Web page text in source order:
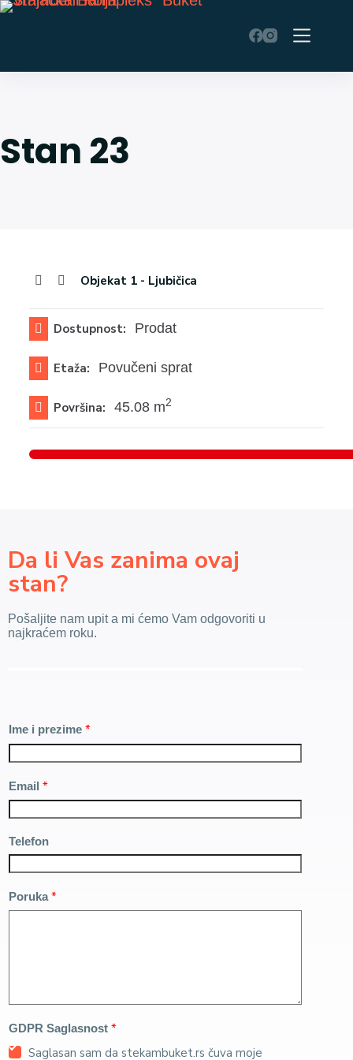
Stan 23
Objekat 1 - Ljubičica
Dostupnost: Prodat
Etaža: Povučeni sprat
Površina: 45.08 m2
Da li Vas zanima ovaj
stan?
Pošaljite nam upit a mi ćemo Vam odgovoriti u
najkraćem roku.
Ime i prezime *
Email *
Telefon
Poruka*
GDPR Saglasnost *
Saglasan sam da stekambuket.rs čuva moje